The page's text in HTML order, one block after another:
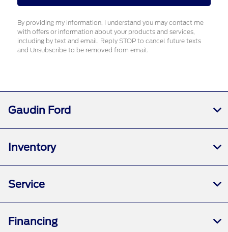
By providing my information, I understand you may contact me
with offers or information about your products and services,
including by text and email. Reply STOP to cancel future texts
and Unsubscribe to be removed from email.
Gaudin Ford
Inventory
Service
Financing